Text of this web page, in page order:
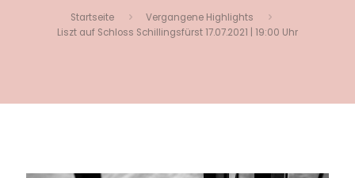
Startseite
Vergangene Highlights
Liszt auf Schloss Schillingsfürst 17.07.2021 | 19:00 Uhr